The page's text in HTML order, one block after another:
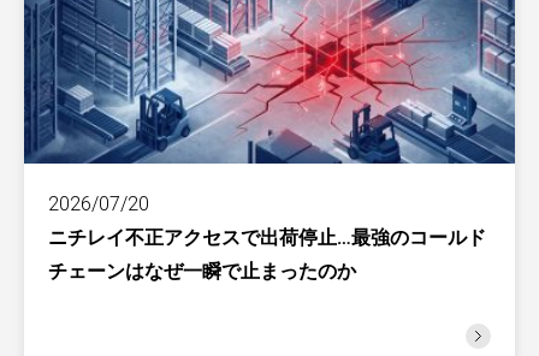
2026/07/20
ニチレイ不正アクセスで出荷停止…最強のコールド
チェーンはなぜ一瞬で止まったのか